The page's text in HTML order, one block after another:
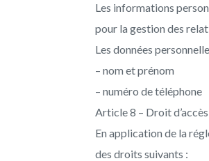
Les informations
pour la gestion des
Les données
– nom et prénom
– numéro de téléphone
Article 8 – Droit
En application de la
des droits suivants :